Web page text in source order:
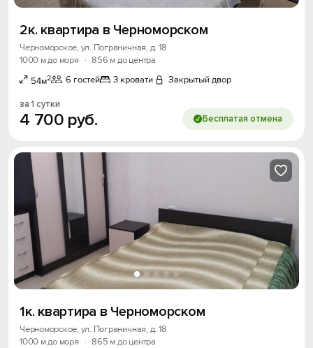
2к. квартира в Черноморском
Черноморское, ул. Пограничная, д. 18
1000 м до моря
· 856 м до центра
54м2 6 гостей 3 кровати Закрытый двор
за 1 сутки
4 700 руб. Бесплатая отмена
1к. квартира в Черноморском
Черноморское, ул. Пограничная, д. 18
1000 м до моря
· 865 м до центра